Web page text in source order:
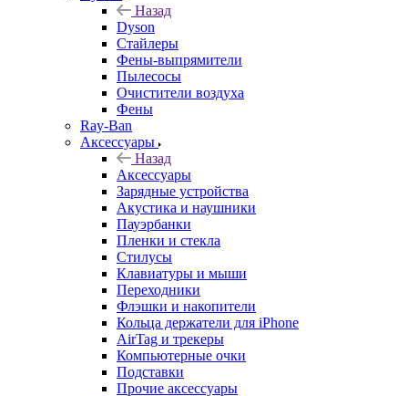
Назад
Dyson
Стайлеры
Фены-выпрямители
Пылесосы
Очистители воздуха
Фены
Ray-Ban
Аксессуары
Назад
Аксессуары
Зарядные устройства
Акустика и наушники
Пауэрбанки
Пленки и стекла
Стилусы
Клавиатуры и мыши
Переходники
Флэшки и накопители
Кольца держатели для iPhone
AirTag и трекеры
Компьютерные очки
Подставки
Прочие аксессуары